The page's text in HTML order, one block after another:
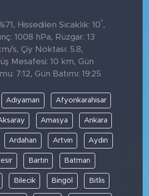
Hissedilen Sıcaklık: 10°,
1008 hPa, Rüzgar: 13
s, Çiy Noktası: 5.8,
Mesafesi: 10 km, Gün
7:12, Gün Batımı: 19:25
Adıyaman Afyonkarahisar
Amasya Ankara
Ardahan Artvin Aydın
Bartın Batman
Bilecik Bingöl Bitlis